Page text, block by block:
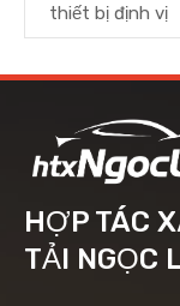
thiết bị định vị
HỢP TÁC
TẢI NGỌC